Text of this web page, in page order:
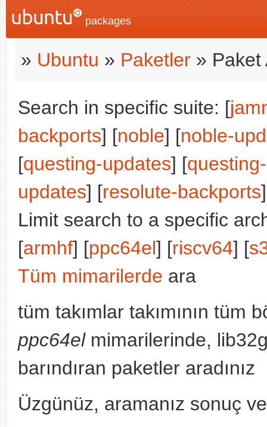
packages
» Ubuntu » Paketler » Paket
Search in specific suite: [
backports] [noble] [noble-
[questing-updates] [
updates] [resolute-backports
Limit search to a specific
[armhf] [ppc64el] [riscv64] [
Tüm mimarilerde ara
tüm takımlar takımının
ppc64elmimarilerinde,
barındıran paketler aradınız
Üzgünüz, aramanız sonuç